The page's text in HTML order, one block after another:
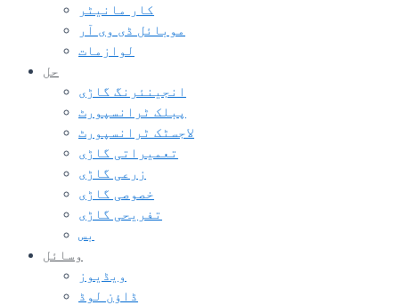
کار مانیٹر
موبائل ڈی وی آر
لوازمات
حل
انجینئرنگ گاڑی
پبلک ٹرانسپورٹ
لاجسٹک ٹرانسپورٹ
تعمیراتی گاڑی
زرعی گاڑی
خصوصی گاڑی
تفریحی گاڑی
بس
وسائل
ویڈیوز
ڈاؤن لوڈ